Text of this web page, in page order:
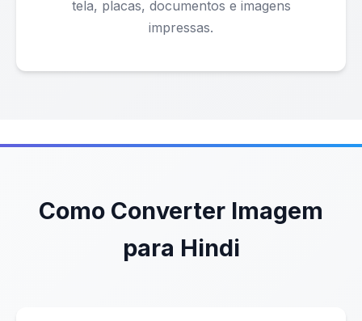
tela, placas, documentos e imagens
impressas.
Como Converter Imagem
para Hindi